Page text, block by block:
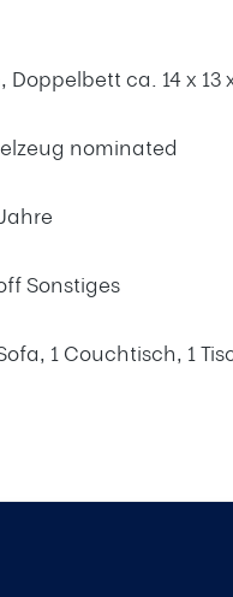
Doppelbett ca. 14 x 13
nominated
Sonstiges
1 Couchtisch, 1